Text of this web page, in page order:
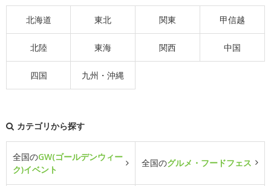
北海道 東北 関東 甲信越
北陸 東海 関西 中国
四国 九州・沖縄
カテゴリから探す
全国のGW(ゴールデンウィー
ク)イベント
全国のグルメ・フードフェス